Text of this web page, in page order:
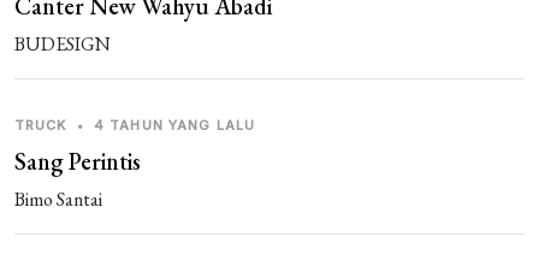
BUDESIGN
TRUCK • 4 TAHUN YANG LALU
Sang Perintis
Bimo Santai